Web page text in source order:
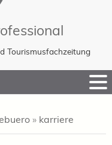
Tourismusfachzeitung
» karriere